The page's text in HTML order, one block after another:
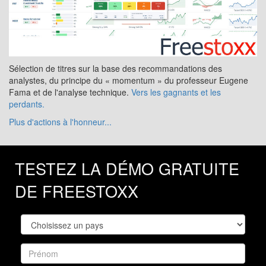
Sélection de titres sur la base des recommandations des
analystes, du principe du « momentum » du professeur Eugene
Fama et de l'analyse technique. Vers les gagnants et les
perdants.
Plus d'actions à l'honneur...
TESTEZ LA DÉMO GRATUITE
DE FREESTOXX